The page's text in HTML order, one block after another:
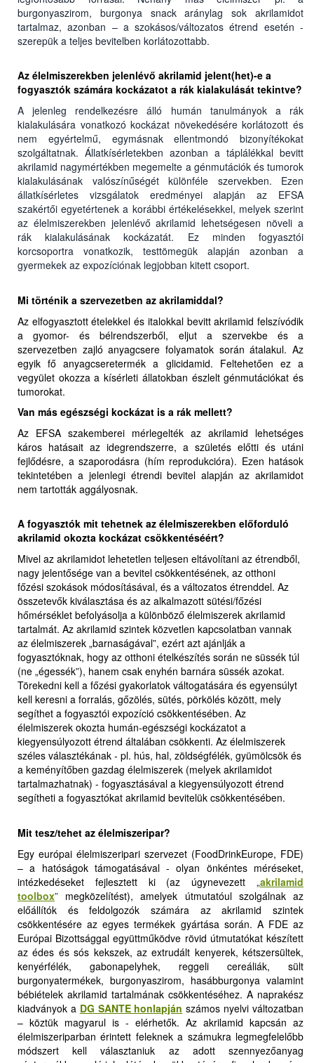
burgonyaszirom, burgonya snack aránylag sok akrilamidot
tartalmaz, azonban – a szokásos/változatos étrend esetén -
szerepük a teljes bevitelben korlátozottabb.
Az élelmiszerekben jelenlévő akrilamid jelent(het)-e a
fogyasztók számára kockázatot a rák kialakulását tekintve?
A jelenleg rendelkezésre álló humán tanulmányok a rák
kialakulására vonatkozó kockázat növekedésére korlátozott és
nem egyértelmű, egymásnak ellentmondó bizonyítékokat
szolgáltatnak. Állatkísérletekben azonban a táplálékkal bevitt
akrilamid nagymértékben megemelte a génmutációk és tumorok
kialakulásának valószínűségét különféle szervekben. Ezen
állatkísérletes vizsgálatok eredményei alapján az EFSA
szakértői egyetértenek a korábbi értékelésekkel, melyek szerint
az élelmiszerekben jelenlévő akrilamid lehetségesen növeli a
rák kialakulásának kockázatát. Ez minden fogyasztói
korcsoportra vonatkozik, testtömegük alapján azonban a
gyermekek az expozíciónak legjobban kitett csoport.
Mi történik a szervezetben az akrilamiddal?
Az elfogyasztott ételekkel és italokkal bevitt akrilamid felszívódik
a gyomor- és bélrendszerből, eljut a szervekbe és a
szervezetben zajló anyagcsere folyamatok során átalakul. Az
egyik fő anyagcseretermék a glicidamid. Feltehetően ez a
vegyület okozza a kísérleti állatokban észlelt génmutációkat és
tumorokat.
Van más egészségi kockázat is a rák mellett?
Az EFSA szakemberei mérlegelték az akrilamid lehetséges
káros hatásait az idegrendszerre, a születés előtti és utáni
fejlődésre, a szaporodásra (hím reprodukcióra). Ezen hatások
tekintetében a jelenlegi étrendi bevitel alapján az akrilamidot
nem tartották aggályosnak.
A fogyasztók mit tehetnek az élelmiszerekben előforduló
akrilamid okozta kockázat csökkentéséért?
Mivel az akrilamidot lehetetlen teljesen eltávolítani az étrendből,
nagy jelentősége van a bevitel csökkentésének, az otthoni
főzési szokások módosításával, és a változatos étrenddel. Az
összetevők kiválasztása és az alkalmazott sütési/főzési
hőmérséklet befolyásolja a különböző élelmiszerek akrilamid
tartalmát. Az akrilamid szintek közvetlen kapcsolatban vannak
az élelmiszerek „barnaságával”, ezért azt ajánlják a
fogyasztóknak, hogy az otthoni ételkészítés során ne süssék túl
(ne „égessék”), hanem csak enyhén barnára süssék azokat.
Törekedni kell a főzési gyakorlatok váltogatására és egyensúlyt
kell keresni a forralás, gőzölés, sütés, pörkölés között, mely
segíthet a fogyasztói expozíció csökkentésében. Az
élelmiszerek okozta humán-egészségi kockázatot a
kiegyensúlyozott étrend általában csökkenti. Az élelmiszerek
széles választékának - pl. hús, hal, zöldségfélék, gyümölcsök és
a keményítőben gazdag élelmiszerek (melyek akrilamidot
tartalmazhatnak) - fogyasztásával a kiegyensúlyozott étrend
segítheti a fogyasztókat akrilamid bevitelük csökkentésében.
Mit tesz/tehet az élelmiszeripar?
Egy európai élelmiszeripari szervezet (FoodDrinkEurope, FDE)
– a hatóságok támogatásával - olyan önkéntes méréseket,
intézkedéseket fejlesztett ki (az úgynevezett „akrilamid
toolbox” megközelítést), amelyek útmutatóul szolgálnak az
előállítók és feldolgozók számára az akrilamid szintek
csökkentésére az egyes termékek gyártása során. A FDE az
Európai Bizottsággal együttműködve rövid útmutatókat készített
az édes és sós kekszek, az extrudált kenyerek, kétszersültek,
kenyérfélék, gabonapelyhek, reggeli cereáliák, sült
burgonyatermékek, burgonyaszirom, hasábburgonya valamint
bébiételek akrilamid tartalmának csökkentéséhez. A naprakész
kiadványok a DG SANTE honlapján számos nyelvi változatban
– köztük magyarul is - elérhetők. Az akrilamid kapcsán az
élelmiszeriparban érintett feleknek a számukra legmegfelelőbb
módszert kell választaniuk az adott szennyezőanyag